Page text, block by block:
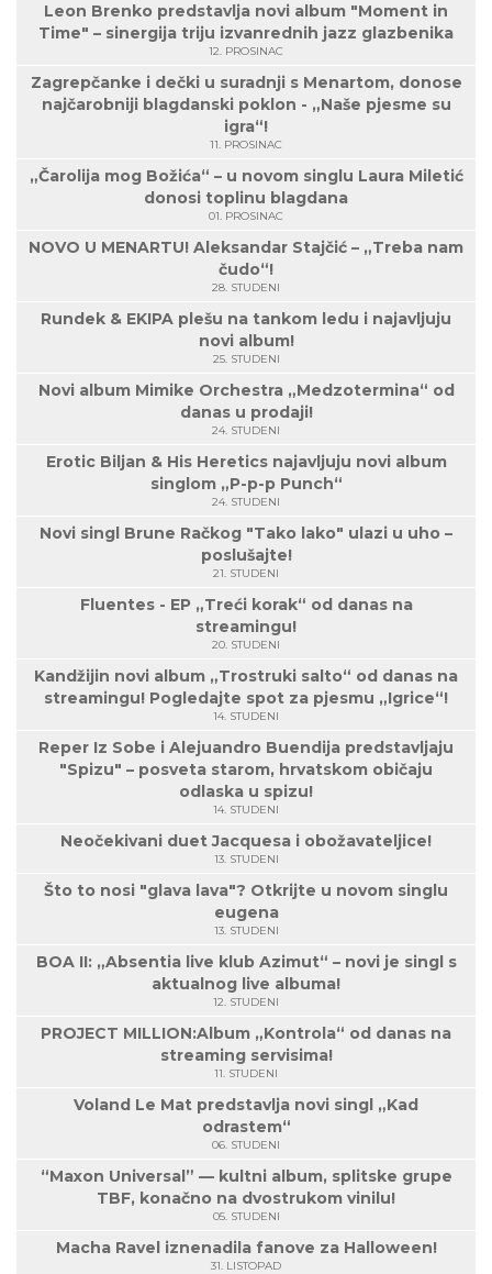
Leon Brenko predstavlja novi album "Moment in
Time" – sinergija triju izvanrednih jazz glazbenika
12. PROSINAC
Zagrepčanke i dečki u suradnji s Menartom, donose
najčarobniji blagdanski poklon - „Naše pjesme su
igra“!
11. PROSINAC
„Čarolija mog Božića“ – u novom singlu Laura Miletić
donosi toplinu blagdana
01. PROSINAC
NOVO U MENARTU! Aleksandar Stajčić – „Treba nam
čudo“!
28. STUDENI
Rundek & EKIPA plešu na tankom ledu i najavljuju
novi album!
25. STUDENI
Novi album Mimike Orchestra „Medzotermina“ od
danas u prodaji!
24. STUDENI
Erotic Biljan & His Heretics najavljuju novi album
singlom „P-p-p Punch“
24. STUDENI
Novi singl Brune Račkog "Tako lako" ulazi u uho –
poslušajte!
21. STUDENI
Fluentes - EP „Treći korak“ od danas na
streamingu!
20. STUDENI
Kandžijin novi album „Trostruki salto“ od danas na
streamingu! Pogledajte spot za pjesmu „Igrice“!
14. STUDENI
Reper Iz Sobe i Alejuandro Buendija predstavljaju
"Spizu" – posveta starom, hrvatskom običaju
odlaska u spizu!
14. STUDENI
Neočekivani duet Jacquesa i obožavateljice!
13. STUDENI
Što to nosi "glava lava"? Otkrijte u novom singlu
eugena
13. STUDENI
BOA II: „Absentia live klub Azimut“ – novi je singl s
aktualnog live albuma!
12. STUDENI
PROJECT MILLION:Album „Kontrola“ od danas na
streaming servisima!
11. STUDENI
Voland Le Mat predstavlja novi singl „Kad
odrastem“
06. STUDENI
“Maxon Universal” — kultni album, splitske grupe
TBF, konačno na dvostrukom vinilu!
05. STUDENI
Macha Ravel iznenadila fanove za Halloween!
31. LISTOPAD